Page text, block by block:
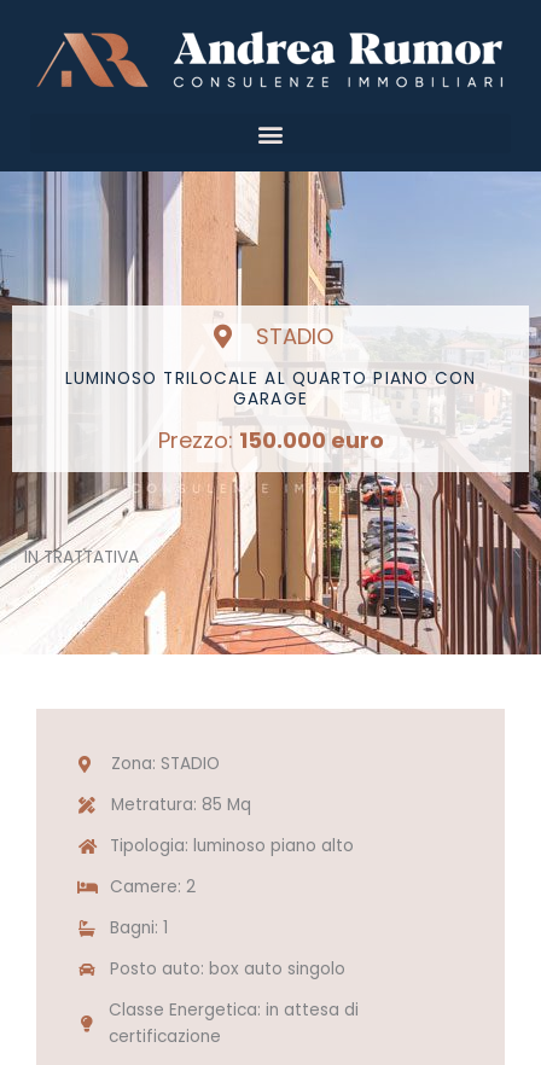
contenuto
STADIO
LUMINOSO TRILOCALE AL QUARTO PIANO CON
GARAGE
Prezzo: 150.000 euro
IN TRATTATIVA
Zona: STADIO
Metratura: 85 Mq
Tipologia: luminoso piano alto
Camere: 2
Bagni: 1
Posto auto: box auto singolo
Classe Energetica: in attesa di
certificazione